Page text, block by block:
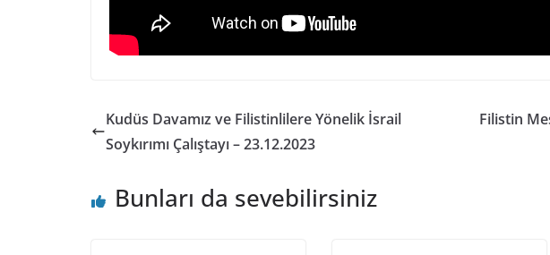
Kudüs Davamız ve Filistinlilere Yönelik İsrail
Soykırımı Çalıştayı – 23.12.2023
Filistin
Bunları da sevebilirsiniz